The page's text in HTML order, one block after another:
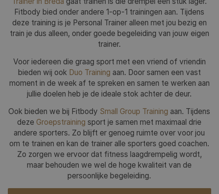
Fitbody bied onder andere 1-op-1 trainingen aan. Tijdens
deze training is je Personal Trainer alleen met jou bezig en
train je dus alleen, onder goede begeleiding van jouw eigen
trainer.
Voor iedereen die graag sport met een vriend of vriendin
bieden wij ook Duo Training aan. Door samen een vast
moment in de week af te spreken en samen te werken aan
jullie doelen heb je de ideale stok achter de deur.
Ook bieden we bij Fitbody Small Group Training aan. Tijdens
deze Groepstraining sport je samen met maximaal drie
andere sporters. Zo blijft er genoeg ruimte over voor jou
om te trainen en kan de trainer alle sporters goed coachen.
Zo zorgen we ervoor dat fitness laagdrempelig wordt,
maar behouden we wel de hoge kwaliteit van de
persoonlijke begeleiding.